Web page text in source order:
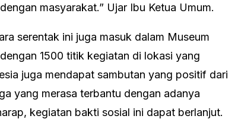
masyarakat.” Ujar Ibu Ketua Umum.
serentak ini juga masuk dalam Museum
1500 titik kegiatan di lokasi yang
juga mendapat sambutan yang positif dari
yang merasa terbantu dengan adanya
kegiatan bakti sosial ini dapat berlanjut.